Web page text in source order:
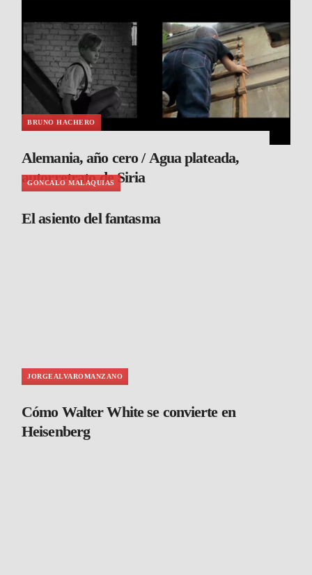
BRUNO HACHERO
Alemania, año cero / Agua plateada,
autorretrato de Siria
GONCALO MALAQUIAS
El asiento del fantasma
JORGEALVAROMANZANO
Cómo Walter White se convierte en
Heisenberg